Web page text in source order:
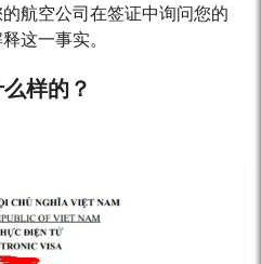
航空公司在签证中询问您的
这一事实。
样的？